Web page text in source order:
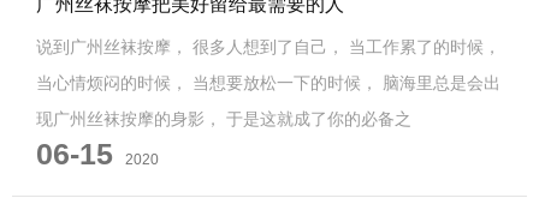
说到广州丝袜按摩， 很多人想到了自己， 当工作累了的时候，
当心情烦闷的时候， 当想要放松一下的时候， 脑海里总是会出
现广州丝袜按摩的身影， 于是这就成了你的必备之
06-15 2020